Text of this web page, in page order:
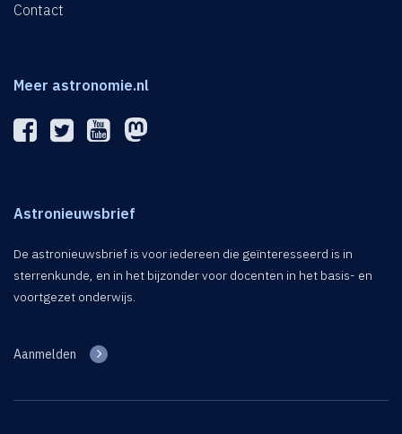
Contact
Meer astronomie.nl
Astronieuwsbrief
De astronieuwsbrief is voor iedereen die geïnteresseerd is in
sterrenkunde, en in het bijzonder voor docenten in het basis- en
voortgezet onderwijs.
Aanmelden